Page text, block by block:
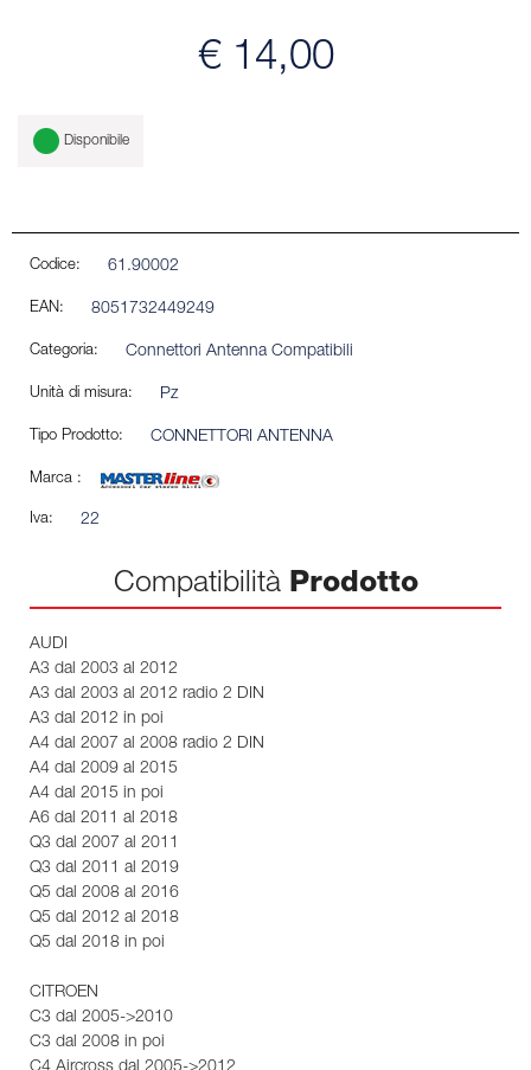
€ 14,00
Disponibile
Codice: 61.90002
EAN: 8051732449249
Categoria: Connettori Antenna Compatibili
Unità di misura: Pz
Tipo Prodotto: CONNETTORI ANTENNA
Marca :
Iva: 22
Compatibilità Prodotto
AUDI
A3 dal 2003 al 2012
A3 dal 2003 al 2012 radio 2 DIN
A3 dal 2012 in poi
A4 dal 2007 al 2008 radio 2 DIN
A4 dal 2009 al 2015
A4 dal 2015 in poi
A6 dal 2011 al 2018
Q3 dal 2007 al 2011
Q3 dal 2011 al 2019
Q5 dal 2008 al 2016
Q5 dal 2012 al 2018
Q5 dal 2018 in poi
CITROEN
C3 dal 2005->2010
C3 dal 2008 in poi